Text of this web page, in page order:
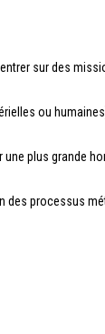
sur des
ou
plus grande
processus